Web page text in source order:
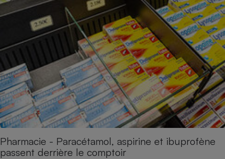
Pharmacie - Paracétamol, aspirine et ibuprofène
passent derrière le comptoir